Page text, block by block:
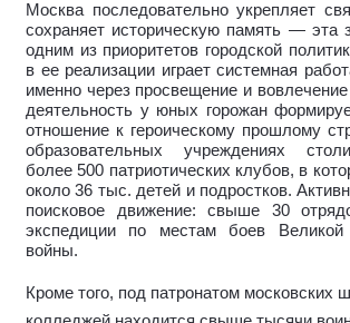
Москва последовательно укрепляет
сохраняет историческую память — эта
одним из приоритетов городской
в ее реализации играет системная
именно через просвещение и
деятельность у юных горожан
отношение к героическому прошлому
образовательных учреждениях
более 500 патриотических клубов, в
около 36 тыс. детей и подростков.
поисковое движение: свыше 30
экспедиции по местам боев Великой
войны.
Кроме того, под патронатом московских